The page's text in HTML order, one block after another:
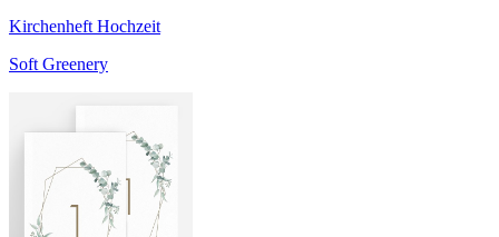
Kirchenheft Hochzeit
Soft Greenery